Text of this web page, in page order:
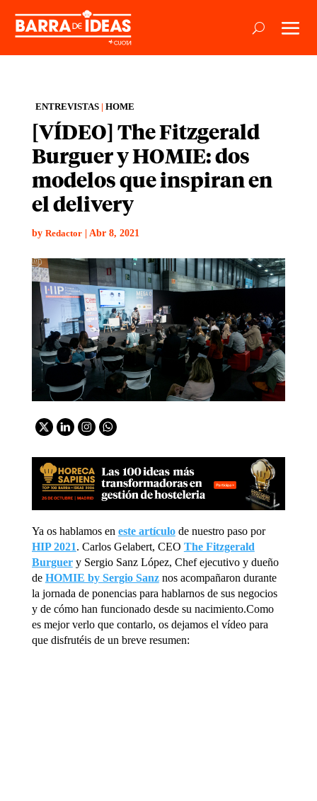
ENTREVISTAS| HOME
[VÍDEO] The Fitzgerald
Burguer y HOMIE: dos
modelos que inspiran en
el delivery
by Redactor| Abr 8, 2021
Ya os hablamos en este artículode nuestro paso por
HIP 2021. Carlos Gelabert, CEO The Fitzgerald
Burguery Sergio Sanz López, Chef ejecutivo y dueño
de HOMIE by Sergio Sanznos acompañaron durante
la jornada de ponencias para hablarnos de sus negocios
y de cómo han funcionado desde su nacimiento.Como
es mejor verlo que contarlo, os dejamos el vídeo para
que disfrutéis de un breve resumen: